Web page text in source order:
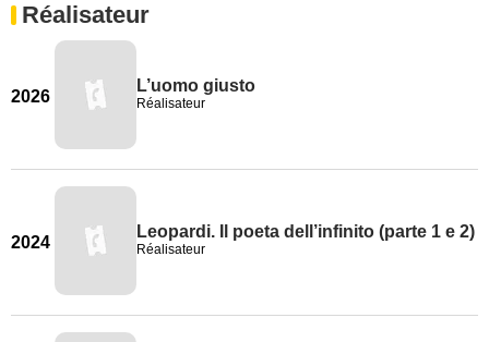
Réalisateur
2026
L’uomo giusto
Réalisateur
2024
Leopardi. Il poeta dell’infinito (parte 1 e 2)
Réalisateur